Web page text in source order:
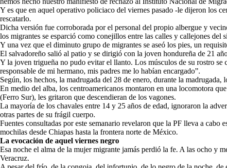
Y es que en aquel operativo policiaco del viernes pasado -le dijeron los
rescatarlo.
Dicha versión fue corroborada por el personal del propio albergue y
los migrantes se esparció como conejillos entre las calles y callejones del
Y una vez que el diminuto grupo de migrantes se aseó los pies, un
El salvadoreño salió al patio y se dirigió con la joven hondureña de 21
Y la joven trigueña no pudo evitar el llanto. Los músculos de su rostro
responsable de mi hermano, mis padres me lo habían encargado”.
Según, los hechos, la madrugada del 28 de enero, durante la
En medio del alba, los centroamericanos montaron en una locomotora
(Ferro Sur), les gritaron que descendieran de los vagones.
La mayoría de los chavales entre 14 y 25 años de edad, ignoraron la
otras partes de su frágil cuerpo.
Fuentes consultadas por este semanario revelaron que la PF lleva a
mochilas desde Chiapas hasta la frontera norte de México.
La evocación de aquel viernes negro
Esa noche el alma de la mujer migrante jamás perdió la fe. A las ocho y
Veracruz.